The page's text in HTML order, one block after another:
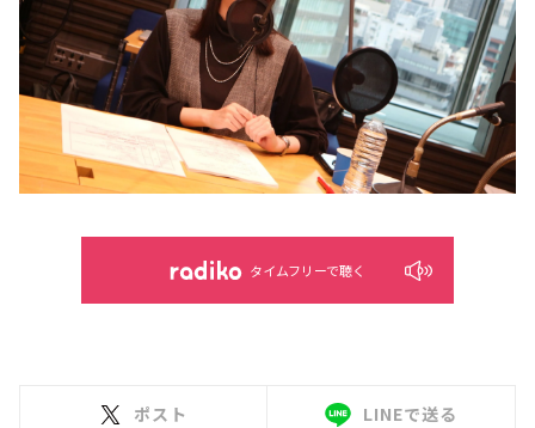
タイムフリーで聴く
ポスト LINEで送る